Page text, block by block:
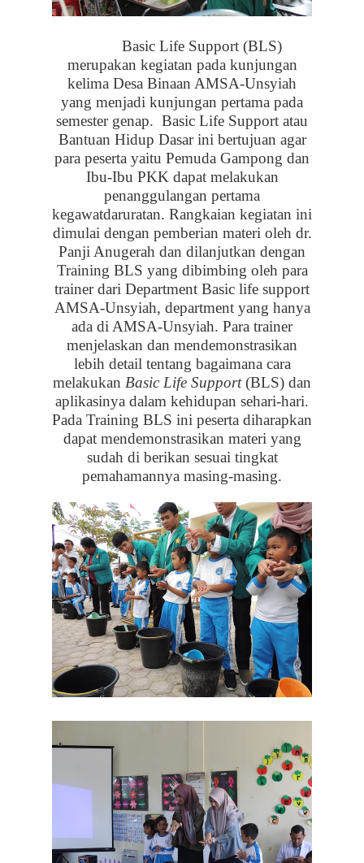
Basic Life Support (BLS)
merupakan kegiatan pada kunjungan
kelima Desa Binaan AMSA-Unsyiah
yang menjadi kunjungan pertama pada
semester genap. Basic Life Support atau
Bantuan Hidup Dasar ini bertujuan agar
para peserta yaitu Pemuda Gampong dan
Ibu-Ibu PKK dapat melakukan
penanggulangan pertama
kegawatdaruratan. Rangkaian kegiatan ini
dimulai dengan pemberian materi oleh dr.
Panji Anugerah dan dilanjutkan dengan
Training BLS yang dibimbing oleh para
trainer dari Department Basic life support
AMSA-Unsyiah, department yang hanya
ada di AMSA-Unsyiah. Para trainer
menjelaskan dan mendemonstrasikan
lebih detail tentang bagaimana cara
melakukan Basic Life Support(BLS) dan
aplikasinya dalam kehidupan sehari-hari.
Pada Training BLS ini peserta diharapkan
dapat mendemonstrasikan materi yang
sudah di berikan sesuai tingkat
pemahamannya masing-masing.